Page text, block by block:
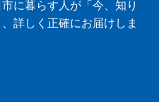
に暮らす人が「今、知り
詳しく正確にお届けしま